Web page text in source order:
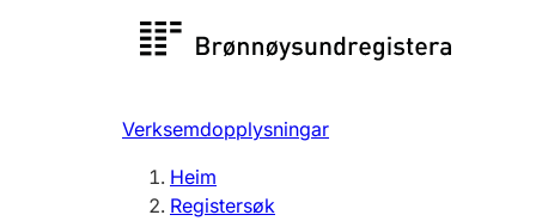
Registersøk
Registrere, endre, slette
Verksemdopplysningar
Heim
Registersøk